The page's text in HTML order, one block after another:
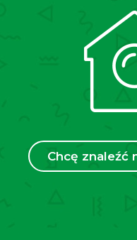
Chcę znaleźć
elektryczne,
Nieruchomość mieści
jest zadbana, a
części parteru znajdują
Nieruchomość
miasta. W
których istnieje
są liczne